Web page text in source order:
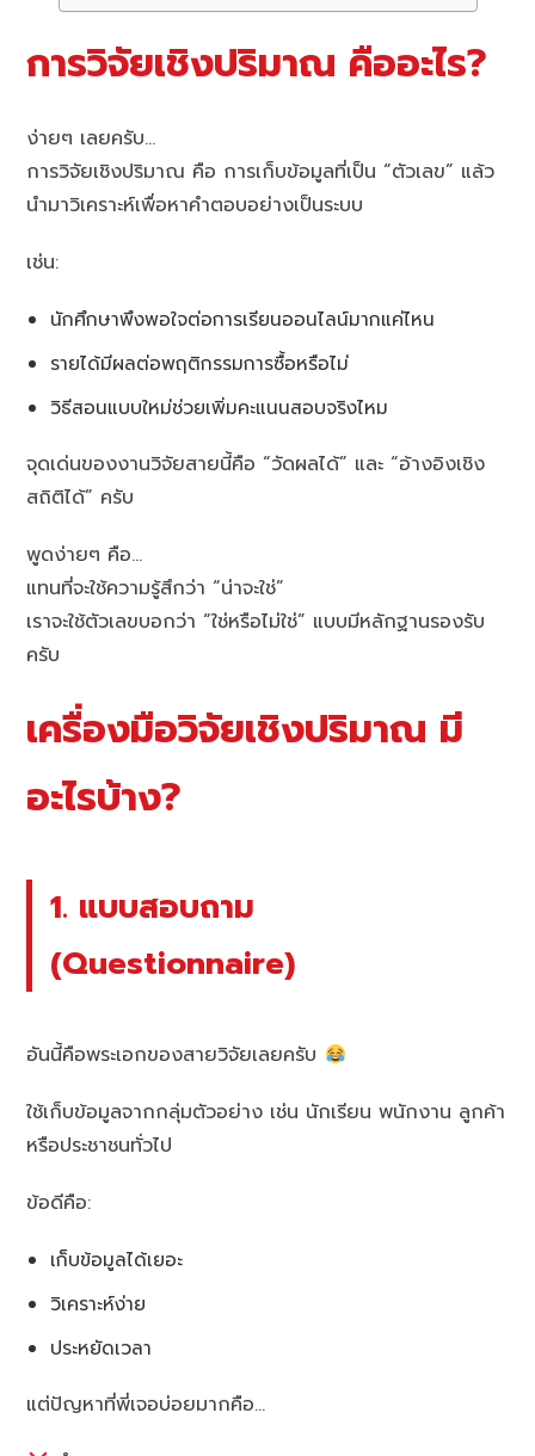
การวิจัยเชิงปริมาณ คืออะไร?
ง่ายๆ เลยครับ…
การวิจัยเชิงปริมาณ คือ การเก็บข้อมูลที่เป็น “ตัวเลข” แล้ว
นำมาวิเคราะห์เพื่อหาคำตอบอย่างเป็นระบบ
เช่น:
นักศึกษาพึงพอใจต่อการเรียนออนไลน์มากแค่ไหน
รายได้มีผลต่อพฤติกรรมการซื้อหรือไม่
วิธีสอนแบบใหม่ช่วยเพิ่มคะแนนสอบจริงไหม
จุดเด่นของงานวิจัยสายนี้คือ “วัดผลได้” และ “อ้างอิงเชิง
สถิติได้” ครับ
พูดง่ายๆ คือ…
แทนที่จะใช้ความรู้สึกว่า “น่าจะใช่”
เราจะใช้ตัวเลขบอกว่า “ใช่หรือไม่ใช่” แบบมีหลักฐานรองรับ
ครับ
เครื่องมือวิจัยเชิงปริมาณ มี
อะไรบ้าง?
1. แบบสอบถาม
(Questionnaire)
อันนี้คือพระเอกของสายวิจัยเลยครับ
ใช้เก็บข้อมูลจากกลุ่มตัวอย่าง เช่น นักเรียน พนักงาน ลูกค้า
หรือประชาชนทั่วไป
ข้อดีคือ:
เก็บข้อมูลได้เยอะ
วิเคราะห์ง่าย
ประหยัดเวลา
แต่ปัญหาที่พี่เจอบ่อยมากคือ…